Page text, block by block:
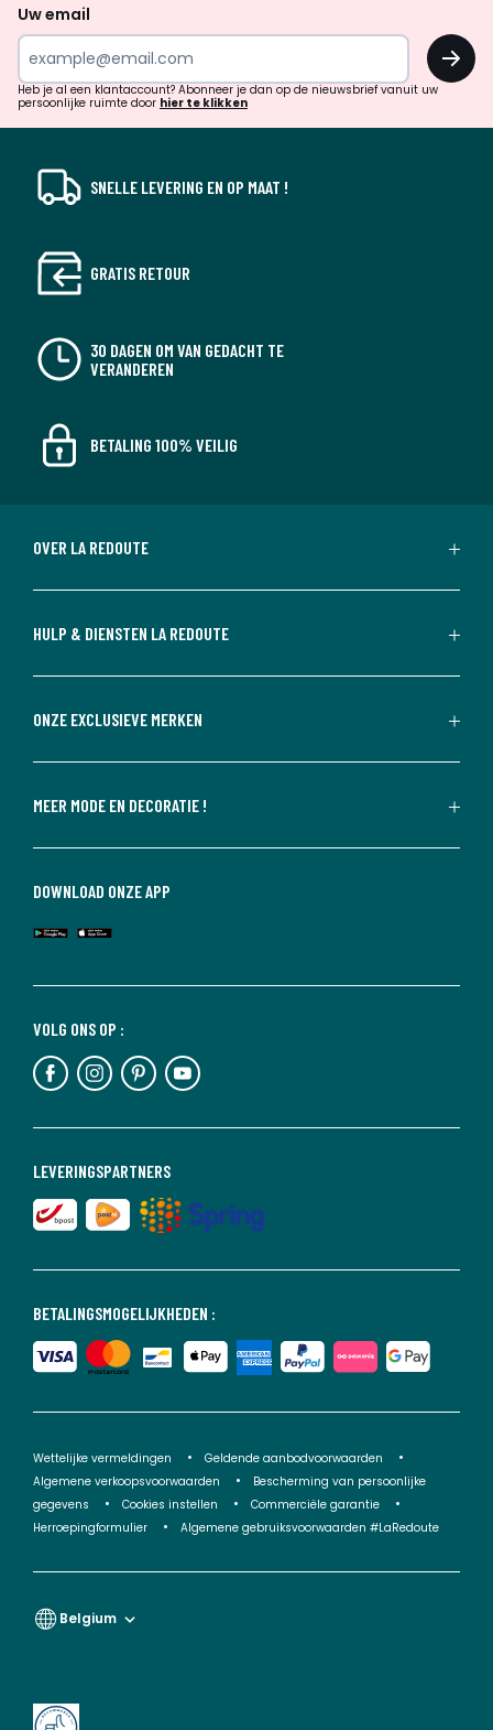
inspiratie
verrassingen?
Uw email
OK
Heb je al een klantaccount? Abonneer je dan op de nieuwsbrief vanuit uw
persoonlijke ruimte door hier te klikken
SNELLE LEVERING EN OP MAAT !
GRATIS RETOUR
30 DAGEN OM VAN GEDACHT TE
VERANDEREN
BETALING 100% VEILIG
OVER LA REDOUTE
HULP & DIENSTEN LA REDOUTE
ONZE EXCLUSIEVE MERKEN
MEER MODE EN DECORATIE !
BETALINGSMOGELIJKHEDEN :
LEVERINGSPARTNERS
VOLG ONS OP :
DOWNLOAD ONZE APP
Wettelijke vermeldingen
Geldende aanbodvoorwaarden
Algemene verkoopsvoorwaarden
Bescherming van persoonlijke
gegevens
Cookies instellen
Commerciële garantie
Herroepingformulier
Algemene gebruiksvoorwaarden #LaRedoute
Belgium